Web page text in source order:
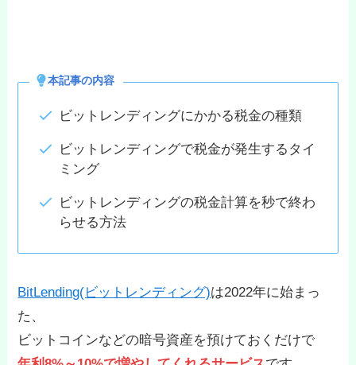
本記事の内容
ビットレンディングにかかる税金の種類
ビットレンディングで税金が発生するタイ
ミング
ビットレンディングの税金計算を秒で終わ
らせる方法
BitLending(ビットレンディング)は2022年に始まっ
た、
ビットコインなどの暗号資産を預けておくだけで